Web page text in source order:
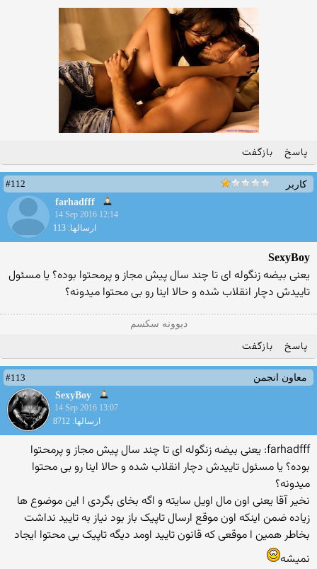
پاسخ بازگفت
کاربر
#112
farhadfff
14 Sep 2016 12:14
ارسالها: 113
SexyBoy
یعنی بیضه زنگوله ای تا چند سال پیش مجاز و پرمحتوا بوده؟ یا مسئول
تاییدش دچار انقلاب شده و حالا اینا رو بی محتوا میدونه؟
دیوونه سکسم
پاسخ بازگفت
معاون انجمن
#113
SexyBoy
14 Sep 2016 13:07
ارسالها: 8712
farhadfff: یعنی بیضه زنگوله ای تا چند سال پیش مجاز و پرمحتوا
بوده؟ یا مسئول تاییدش دچار انقلاب شده و حالا اینا رو بی محتوا
میدونه؟
نخیر آقا یعنی اون مال اویل سایته و اگه بخای بگردی ا این موضوع ها
زیاده ضمن اینکه اون موقع ارسال تاپیک باز بود نیاز به تایید نداشت
بخاطر همین ا موقعی که قانون تایید اومد دیگه تاپیک بی محتوا ایجاد
نمیشه